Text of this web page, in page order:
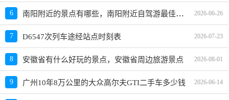
奇-健康西路-东风中街 279
中山路商城路口 761
中山路南公园路口 163
民生巷路口50米 230
6 南阳附近的景点有哪些，南阳附近自驾游最佳去处 2026-06-26
7 D6547次列车途经站点时刻表 2026-07-23
8 安徽省有什么好玩的景点，安徽省周边旅游景点 2026-08-01
9 广州10年8万公里的大众高尔夫GTI二手车多少钱 2026-06-14